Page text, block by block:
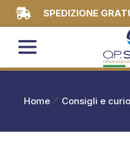
SPEDIZIONE
You are here:
Home Consigli e